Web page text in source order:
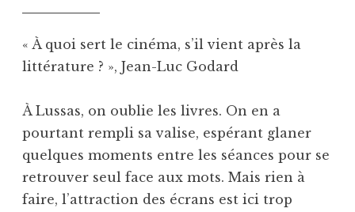
« À quoi sert le cinéma, s’il vient après la
littérature ? », Jean-Luc Godard
À Lussas, on oublie les livres. On en a
pourtant rempli sa valise, espérant glaner
quelques moments entre les séances pour se
retrouver seul face aux mots. Mais rien à
faire, l’attraction des écrans est ici trop